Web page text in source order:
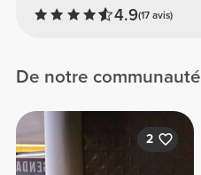
4.9(17 avis)
De notre communauté
2